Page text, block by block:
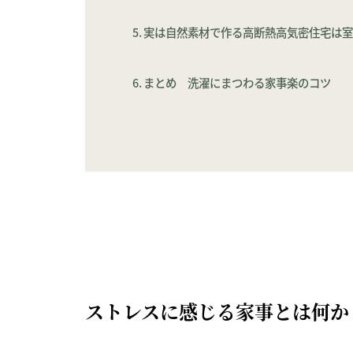
実は自然素材で作る高断熱高気密住宅は
まとめ 洗濯にまつわる家事楽のコツ
ストレスに感じる家事とは何か